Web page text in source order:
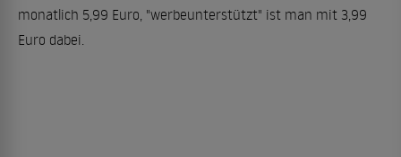
monatlich 5,99 Euro, "werbeunterstützt" ist man mit 3,99
Euro dabei.